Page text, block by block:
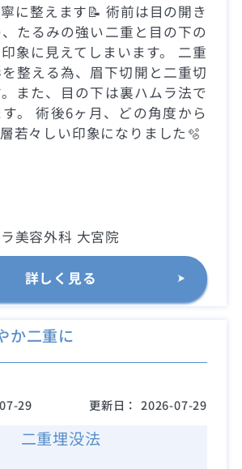
に整えます📝 術前は目の開き
たるみの強い二重と目の下の
象に見えてしまいます。 二重
整える為、眉下切開と二重切
また、目の下は裏ハムラ法で
。 術後6ヶ月、どの角度から
若々しい印象になりました🫧
美容外科 大宮院
詳しく見る
か二重に
29 更新日： 2026-07-29
二重埋没法